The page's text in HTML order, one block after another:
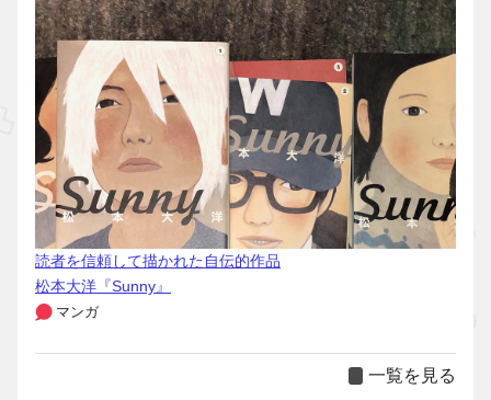
読者を信頼して描かれた自伝的作品
松本大洋『Sunny』
マンガ
一覧を見る